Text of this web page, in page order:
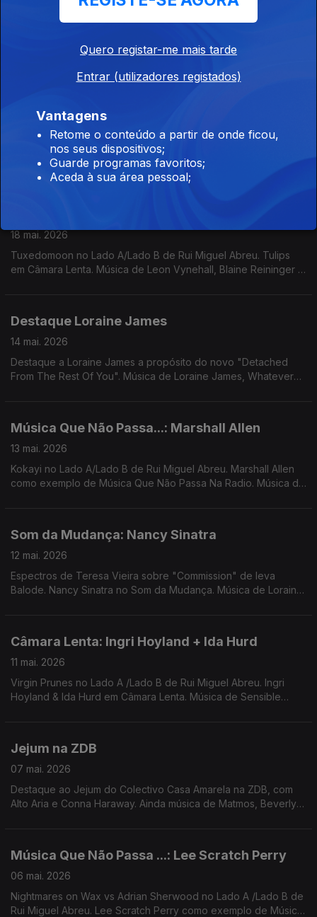
Plaka no Lado A/LAdo B de Rui Miguel Abreu. Throbbing
Música de Cabrita, Ebo Taylor, Sault, Little Simz, ...
19 mai. 2026
Ira Saachs nos Espectros de Teresa Vieira. Wendy Carlos com
a banda sonora de A Clockwork Orange no Som da mudança.
Música de Saint John Mary, James K, Klaus Nomi, Mj Lallo,
18 mai. 2026
Tuxedomoon no Lado A/Lado B de Rui Miguel Abreu. Tulips
em Câmara Lenta. Música de Leon Vynehall, Blaine Reininger +
Destaque Loraine James
14 mai. 2026
Destaque a Loraine James a propósito do novo "Detached
From The Rest Of You". Música de Loraine James, Whatever
Música Que Não Passa...: Marshall Allen
13 mai. 2026
Kokayi no Lado A/Lado B de Rui Miguel Abreu. Marshall Allen
como exemplo de Música Que Não Passa Na Radio. Música de
Som da Mudança: Nancy Sinatra
12 mai. 2026
Espectros de Teresa Vieira sobre "Commission" de Ieva
Balode. Nancy Sinatra no Som da Mudança. Música de Loraine
Câmara Lenta: Ingri Hoyland + Ida Hurd
11 mai. 2026
Virgin Prunes no Lado A /Lado B de Rui Miguel Abreu. Ingri
Hoyland & Ida Hurd em Câmara Lenta. Música de Sensible
Jejum na ZDB
07 mai. 2026
Destaque ao Jejum do Colectivo Casa Amarela na ZDB, com
Alto Aria e Conna Haraway. Ainda música de Matmos, Beverly
Música Que Não Passa ...: Lee Scratch Perry
06 mai. 2026
Nightmares on Wax vs Adrian Sherwood no Lado A /Lado B de
Rui Miguel Abreu. Lee Scratch Perry como exemplo de Música
Quero registar-me mais tarde
Entrar (utilizadores registados)
Vantagens
Retome o conteúdo a partir de onde ficou,
nos seus dispositivos;
Guarde programas favoritos;
Aceda à sua área pessoal;